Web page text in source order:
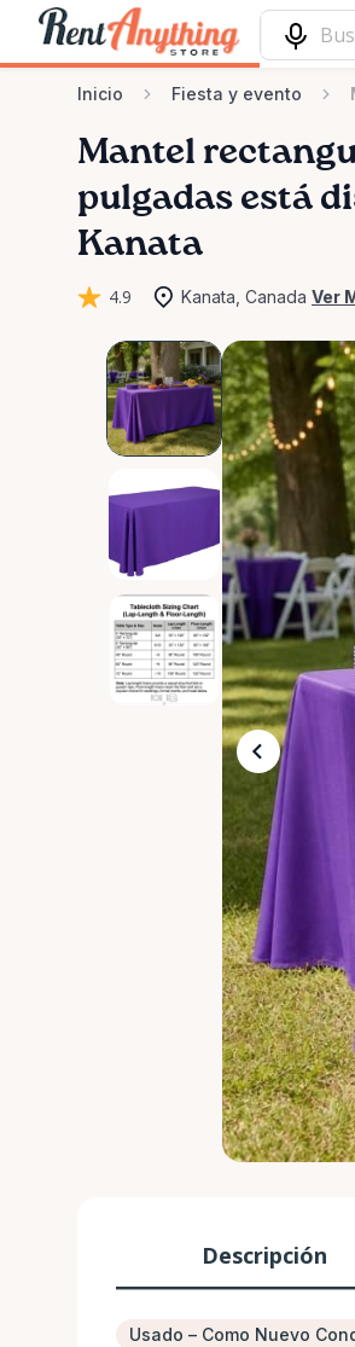
Inicio Fiesta y evento
Mantel
pulgadas está
Kanata
4.9 Kanata, Canada Ver
Descripción
Usado – Como Nuevo